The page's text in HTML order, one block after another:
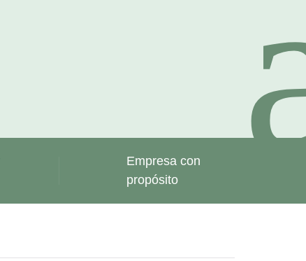
Empresa con
propósito